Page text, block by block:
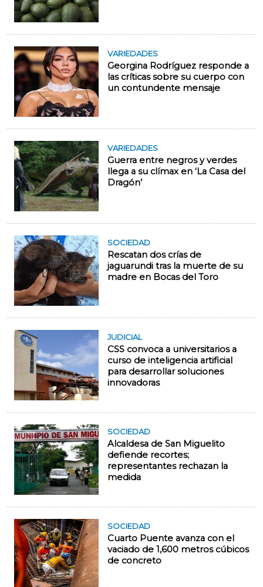
VARIEDADES
Georgina Rodríguez responde a
las críticas sobre su cuerpo con
un contundente mensaje
VARIEDADES
Guerra entre negros y verdes
llega a su clímax en ‘La Casa del
Dragón’
SOCIEDAD
Rescatan dos crías de
jaguarundi tras la muerte de su
madre en Bocas del Toro
JUDICIAL
CSS convoca a universitarios a
curso de inteligencia artificial
para desarrollar soluciones
innovadoras
SOCIEDAD
Alcaldesa de San Miguelito
defiende recortes;
representantes rechazan la
medida
SOCIEDAD
Cuarto Puente avanza con el
vaciado de 1,600 metros cúbicos
de concreto